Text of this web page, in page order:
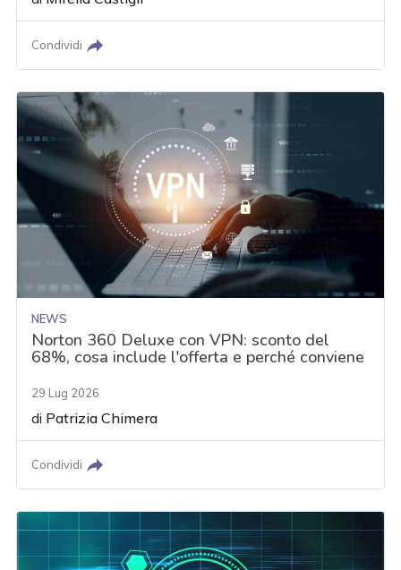
Condividi
NEWS
Norton 360 Deluxe con VPN: sconto del
68%, cosa include l'offerta e perché conviene
29 Lug 2026
di Patrizia Chimera
Condividi